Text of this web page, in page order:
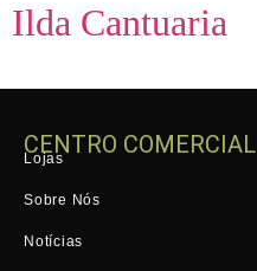
Ilda Cantuaria
CENTRO COMERCIAL
Lojas
Sobre Nós
Notícias